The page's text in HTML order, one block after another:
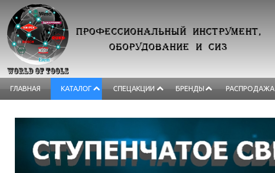
ПРОФЕССИОНАЛЬНЫЙ ИНСТРУМЕНТ,
ОБОРУДОВАНИЕ И СИЗ
ГЛАВНАЯ КАТАЛОГ СПЕЦАКЦИИ БРЕНДЫ РАСПРОДАЖА